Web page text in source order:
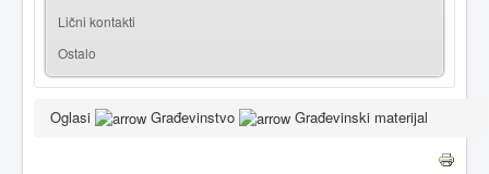
Lični kontakti
Ostalo
Oglasi Građevinstvo Građevinski materijal